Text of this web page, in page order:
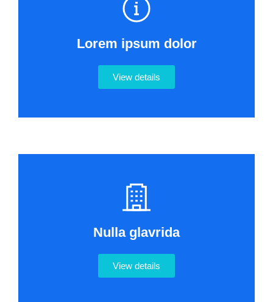
Lorem ipsum dolor
View details
Nulla glavrida
View details